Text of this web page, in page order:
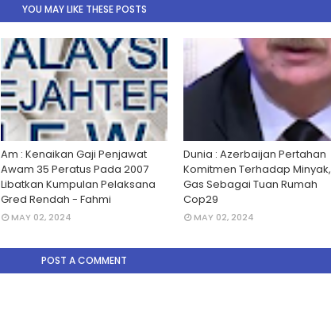
YOU MAY LIKE THESE POSTS
Am : Kenaikan Gaji Penjawat
Awam 35 Peratus Pada 2007
Libatkan Kumpulan Pelaksana
Gred Rendah - Fahmi
MAY 02, 2024
Dunia : Azerbaijan Pertahan
Komitmen Terhadap Minyak,
Gas Sebagai Tuan Rumah
Cop29
MAY 02, 2024
POST A COMMENT